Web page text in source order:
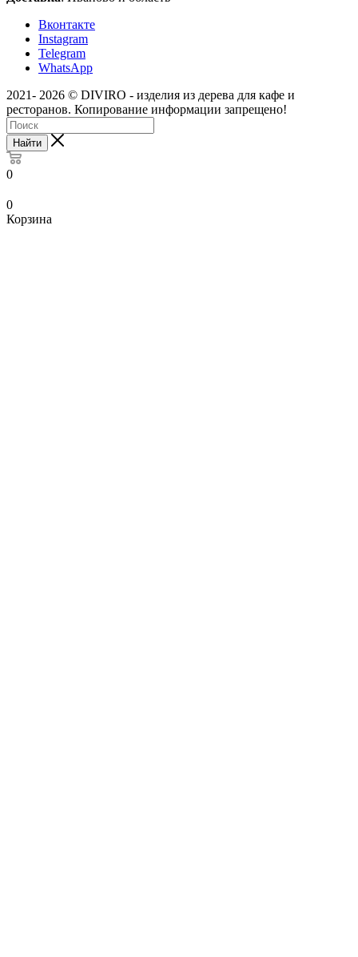
Вконтакте
Instagram
Telegram
WhatsApp
2021- 2026 © DIVIRO - изделия из дерева для кафе и
ресторанов. Копирование информации запрещено!
Найти
0
0
Корзина